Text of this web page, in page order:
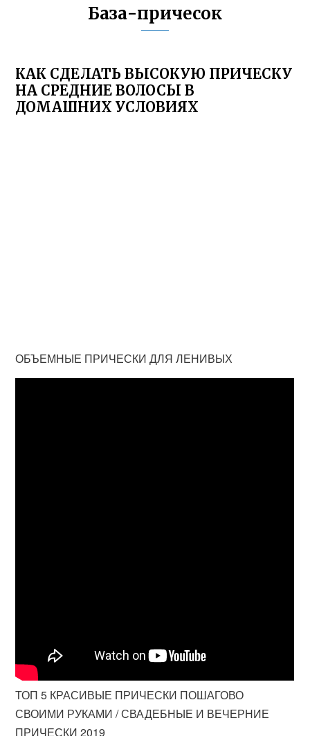
База-причесок
КАК СДЕЛАТЬ ВЫСОКУЮ ПРИЧЕСКУ
НА СРЕДНИЕ ВОЛОСЫ В
ДОМАШНИХ УСЛОВИЯХ
ОБЪЕМНЫЕ ПРИЧЕСКИ ДЛЯ ЛЕНИВЫХ
ТОП 5 КРАСИВЫЕ ПРИЧЕСКИ ПОШАГОВО
СВОИМИ РУКАМИ / СВАДЕБНЫЕ И ВЕЧЕРНИЕ
ПРИЧЕСКИ 2019